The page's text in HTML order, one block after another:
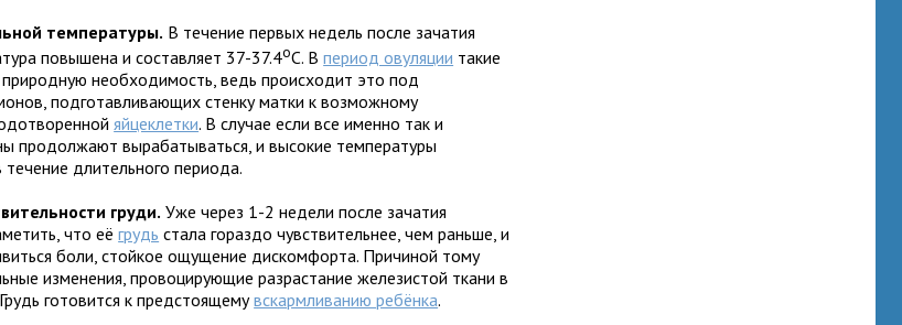
температуры. В течение первых недель после зачатия
повышена и составляет 37-37.4оС. Впериод овуляции такие
необходимость, ведь происходит это под
подготавливающих стенку матки к возможному
яйцеклетки. В случае если все именно так и
продолжают вырабатываться, и высокие температуры
длительного периода.
груди. Уже через 1-2 недели после зачатия
что еёгрудь стала гораздо чувствительнее, чем раньше, и
боли, стойкое ощущение дискомфорта. Причиной тому
изменения, провоцирующие разрастание железистой ткани в
готовится к предстоящемувскармливанию ребёнка.